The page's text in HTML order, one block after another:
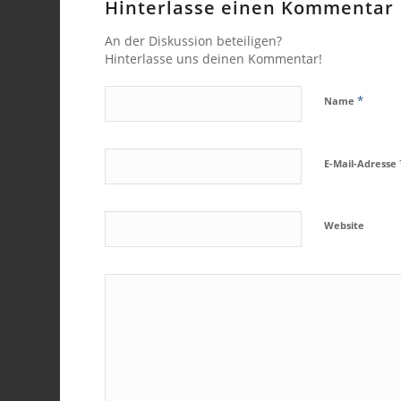
Hinterlasse einen Kommentar
An der Diskussion beteiligen?
Hinterlasse uns deinen Kommentar!
Name*
E-Mail-Adresse
Website